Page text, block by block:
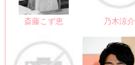
斎藤こず恵 乃木涼介